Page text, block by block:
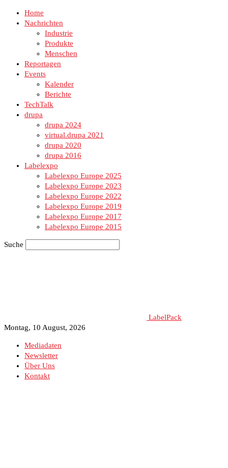
Home
Nachrichten
Industrie
Produkte
Menschen
Reportagen
Events
Kalender
Berichte
TechTalk
drupa
drupa 2024
virtual.drupa 2021
drupa 2020
drupa 2016
Labelexpo
Labelexpo Europe 2025
Labelexpo Europe 2023
Labelexpo Europe 2022
Labelexpo Europe 2019
Labelexpo Europe 2017
Labelexpo Europe 2015
Suche
LabelPack
Montag, 10 August, 2026
Mediadaten
Newsletter
Über Uns
Kontakt